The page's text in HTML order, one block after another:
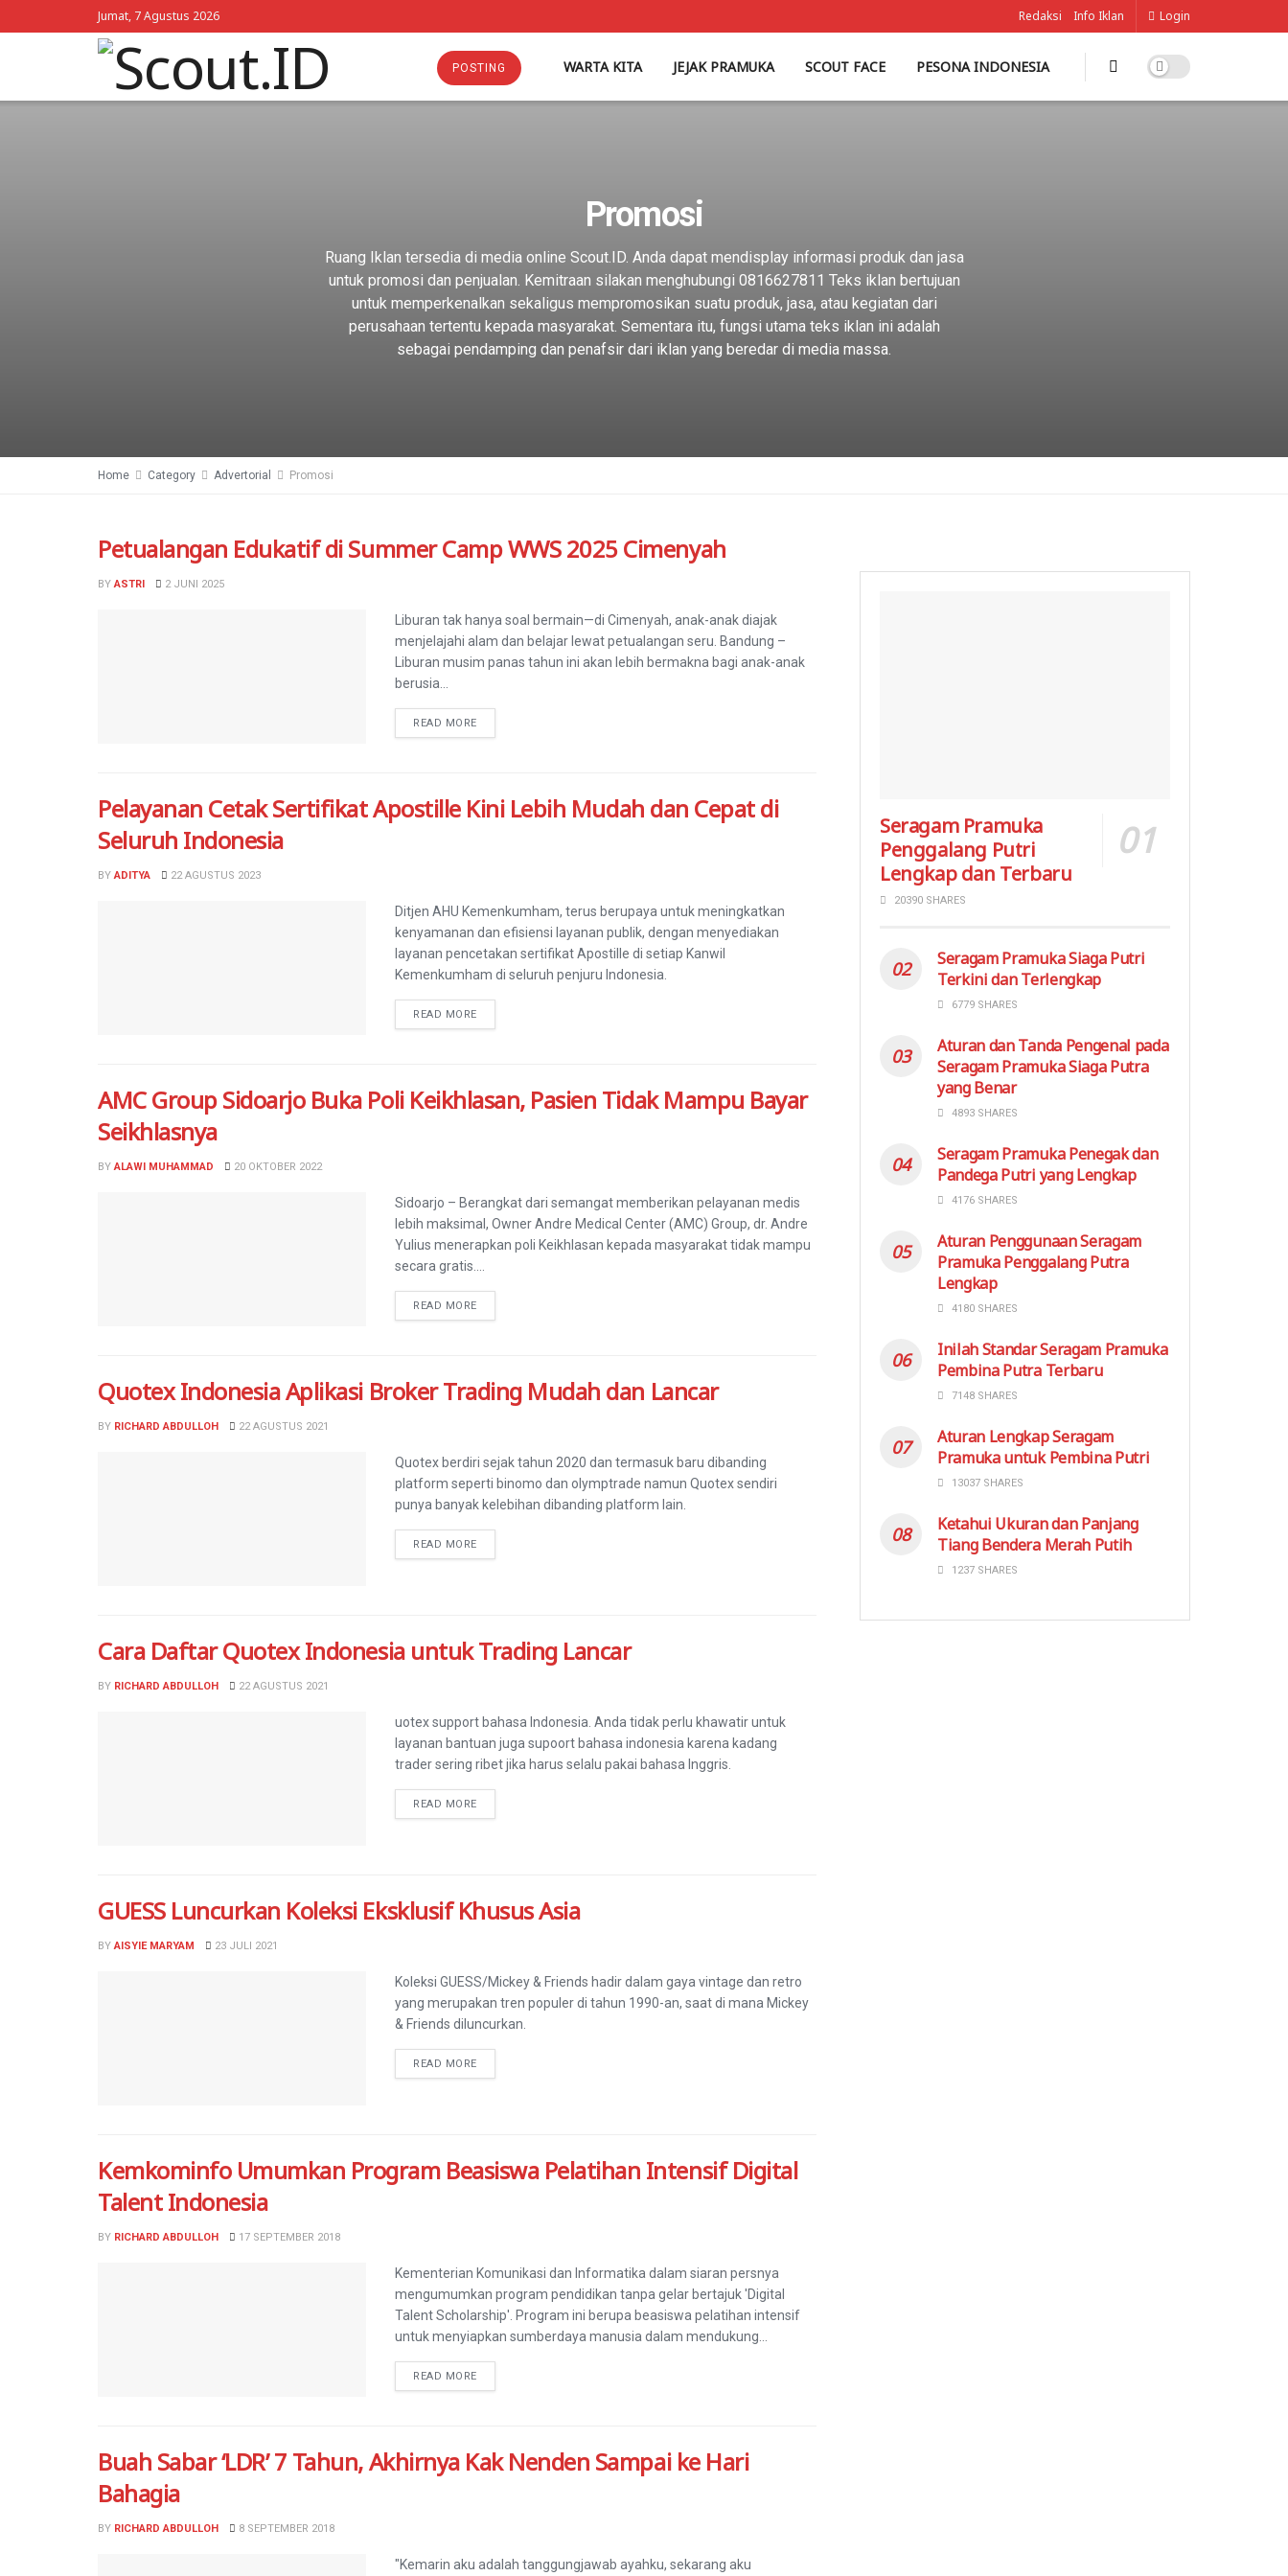
Jumat, 7 Agustus 2026 Redaksi Info Iklan Login
POSTING WARTA KITA JEJAK PRAMUKA SCOUT FACE PESONA INDONESIA
Promosi
Ruang Iklan tersedia di media online Scout.ID. Anda dapat mendisplay informasi produk dan jasa
untuk promosi dan penjualan. Kemitraan silakan menghubungi 0816627811 Teks iklan bertujuan
untuk memperkenalkan sekaligus mempromosikan suatu produk, jasa, atau kegiatan dari
perusahaan tertentu kepada masyarakat. Sementara itu, fungsi utama teks iklan ini adalah
sebagai pendamping dan penafsir dari iklan yang beredar di media massa.
Home Category Advertorial Promosi
Petualangan Edukatif di Summer Camp WWS 2025 Cimenyah
BY ASTRI 2 JUNI 2025
Liburan tak hanya soal bermain—di Cimenyah, anak-anak diajak
menjelajahi alam dan belajar lewat petualangan seru. Bandung –
Liburan musim panas tahun ini akan lebih bermakna bagi anak-anak
berusia...
READ MORE
Pelayanan Cetak Sertifikat Apostille Kini Lebih Mudah dan Cepat di
Seluruh Indonesia
BY ADITYA 22 AGUSTUS 2023
Ditjen AHU Kemenkumham, terus berupaya untuk meningkatkan
kenyamanan dan efisiensi layanan publik, dengan menyediakan
layanan pencetakan sertifikat Apostille di setiap Kanwil
Kemenkumham di seluruh penjuru Indonesia.
READ MORE
AMC Group Sidoarjo Buka Poli Keikhlasan, Pasien Tidak Mampu Bayar
Seikhlasnya
BY ALAWI MUHAMMAD 20 OKTOBER 2022
Sidoarjo – Berangkat dari semangat memberikan pelayanan medis
lebih maksimal, Owner Andre Medical Center (AMC) Group, dr. Andre
Yulius menerapkan poli Keikhlasan kepada masyarakat tidak mampu
secara gratis....
READ MORE
Quotex Indonesia Aplikasi Broker Trading Mudah dan Lancar
BY RICHARD ABDULLOH 22 AGUSTUS 2021
Quotex berdiri sejak tahun 2020 dan termasuk baru dibanding
platform seperti binomo dan olymptrade namun Quotex sendiri
punya banyak kelebihan dibanding platform lain.
READ MORE
Cara Daftar Quotex Indonesia untuk Trading Lancar
BY RICHARD ABDULLOH 22 AGUSTUS 2021
uotex support bahasa Indonesia. Anda tidak perlu khawatir untuk
layanan bantuan juga supoort bahasa indonesia karena kadang
trader sering ribet jika harus selalu pakai bahasa Inggris.
READ MORE
GUESS Luncurkan Koleksi Eksklusif Khusus Asia
BY AISYIE MARYAM 23 JULI 2021
Koleksi GUESS/Mickey & Friends hadir dalam gaya vintage dan retro
yang merupakan tren populer di tahun 1990-an, saat di mana Mickey
& Friends diluncurkan.
READ MORE
Kemkominfo Umumkan Program Beasiswa Pelatihan Intensif Digital
Talent Indonesia
BY RICHARD ABDULLOH 17 SEPTEMBER 2018
Kementerian Komunikasi dan Informatika dalam siaran persnya
mengumumkan program pendidikan tanpa gelar bertajuk 'Digital
Talent Scholarship'. Program ini berupa beasiswa pelatihan intensif
untuk menyiapkan sumberdaya manusia dalam mendukung...
READ MORE
Buah Sabar ‘LDR’ 7 Tahun, Akhirnya Kak Nenden Sampai ke Hari
Bahagia
BY RICHARD ABDULLOH 8 SEPTEMBER 2018
"Kemarin aku adalah tanggungjawab ayahku, sekarang aku
Seragam Pramuka
Penggalang Putri
Lengkap dan Terbaru
20390 SHARES
Seragam Pramuka Siaga Putri
Terkini dan Terlengkap
6779 SHARES
Aturan dan Tanda Pengenal pada
Seragam Pramuka Siaga Putra
yang Benar
4893 SHARES
Seragam Pramuka Penegak dan
Pandega Putri yang Lengkap
4176 SHARES
Aturan Penggunaan Seragam
Pramuka Penggalang Putra
Lengkap
4180 SHARES
Inilah Standar Seragam Pramuka
Pembina Putra Terbaru
7148 SHARES
Aturan Lengkap Seragam
Pramuka untuk Pembina Putri
13037 SHARES
Ketahui Ukuran dan Panjang
Tiang Bendera Merah Putih
1237 SHARES